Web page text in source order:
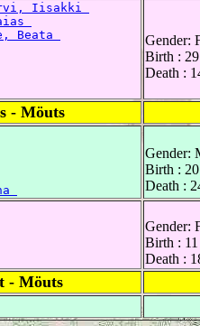
Iisakki
Beata
Gender:
Birth :
Death :
- Möuts
Gender:
Birth :
Death :
Gender:
Birth :
Death :
- Möuts